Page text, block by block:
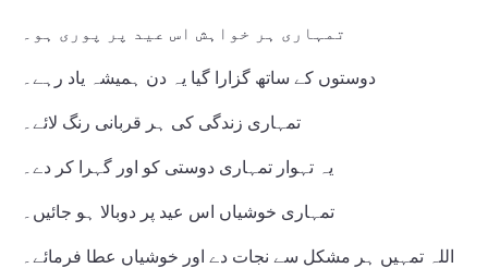
تمہاری ہر خواہش اس عید پر پوری ہو۔
دوستوں کے ساتھ گزارا گیا یہ دن ہمیشہ یاد رہے۔
تمہاری زندگی کی ہر قربانی رنگ لائے۔
یہ تہوار تمہاری دوستی کو اور گہرا کر دے۔
تمہاری خوشیاں اس عید پر دوبالا ہو جائیں۔
اللہ تمہیں ہر مشکل سے نجات دے اور خوشیاں عطا فرمائے۔